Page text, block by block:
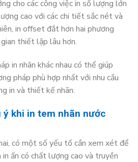
cho các công việc in số lượng lớn
cao với các chi tiết sắc nét và
in offset đắt hơn hai phương
thiết lập lâu hơn.
in nhãn khác nhau có thể giúp
pháp phù hợp nhất với nhu cầu
in và thiết kế nhãn.
ý khi in tem nhãn nước
có một số yếu tố cần xem xét để
ấn có chất lượng cao và truyền